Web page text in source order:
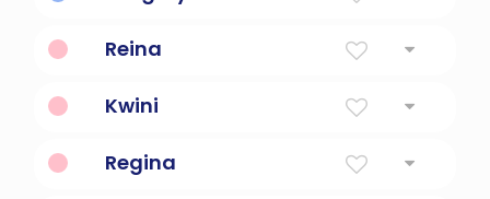
Reina
Kwini
Regina